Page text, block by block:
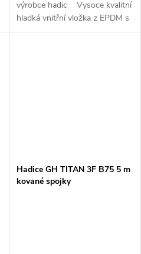
výrobce hadic Vysoce kvalitní
hladká vnitřní vložka z EPDM s
vynikající odolností vůči pěně a
Hadice GH TITAN 3F B75 5 m
kované spojky